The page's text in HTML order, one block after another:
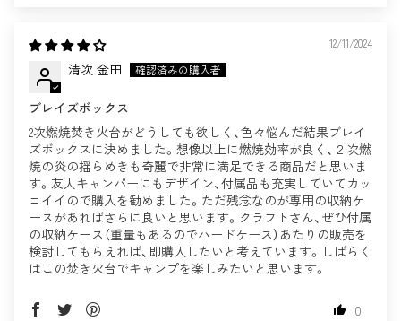
12/11/2024
清次 金田
ブレイズボックス
2次燃焼焚き火台がどうしても欲しく、色々悩んだ結果ブレイ
ズボックスに決めました。想像以上に燃焼効率が良く、２次燃
焼の炎の揺らめきも奇麗で非常に満足できる商品だと思いま
す。友人キャンパーにもデザイン、付属品も充実していてカッ
コイイので購入を勧めました。ただ残念なのが専用の収納ケ
ースがあればさらに良いと思います。クラフトさん、ぜひ付属
の収納ケース（重量もあるのでハードケース）あたりの販売を
検討してもらえれば、即購入したいと考えています。しばらく
はこの焚き火台でキャンプを楽しみたいと思います。
0